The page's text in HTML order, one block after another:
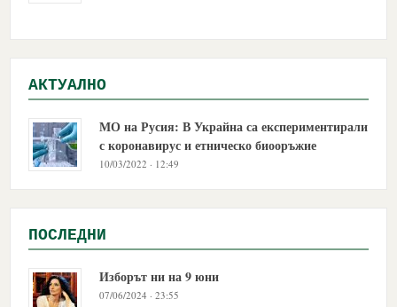
АКТУАЛНО
МО на Русия: В Украйна са експериментирали
с коронавирус и етническо биооръжие
10/03/2022 · 12:49
ПОСЛЕДНИ
Изборът ни на 9 юни
07/06/2024 · 23:55